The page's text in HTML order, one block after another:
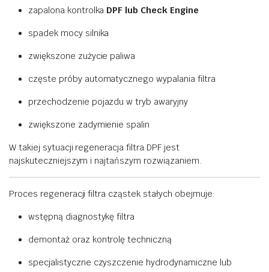
zapalona kontrolka DPF lub Check Engine
spadek mocy silnika
zwiększone zużycie paliwa
częste próby automatycznegowypalania filtra
przechodzenie pojazduwtryb awaryjny
zwiększone zadymienie spalin
W takiej sytuacji regeneracjafiltra DPF jest
najskuteczniejszym i najtańszym rozwiązaniem.
Proces regeneracjifiltra cząstek stałych obejmuje:
wstępną diagnostykęfiltra
demontaż oraz kontrolętechniczną
specjalistyczne czyszczenie hydrodynamiczne lub